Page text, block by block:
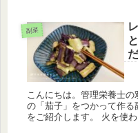
副菜
こんにちは。管理栄養士
の「茄子」をつかって作
をご紹介します。 火を使